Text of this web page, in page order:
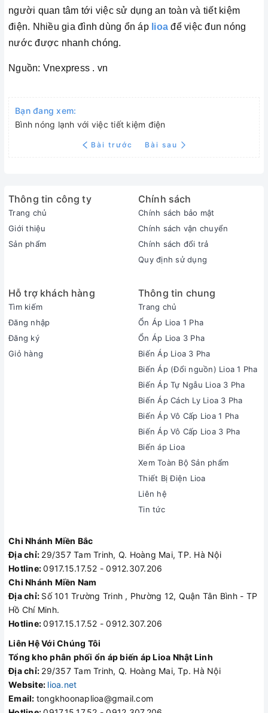
người quan tâm tới việc sử dụng an toàn và tiết kiệm
điện. Nhiều gia đình dùng ổn áp lioa để việc đun nóng
nước được nhanh chóng.
Nguồn: Vnexpress . vn
Bạn đang xem:
Bình nóng lạnh với việc tiết kiệm điện
Bài trước Bài sau
Thông tin công ty
Trang chủ
Giới thiệu
Sản phẩm
Chính sách
Chính sách bảo mật
Chính sách vận chuyển
Chính sách đổi trả
Quy định sử dụng
Hỗ trợ khách hàng
Tìm kiếm
Đăng nhập
Đăng ký
Giỏ hàng
Thông tin chung
Trang chủ
Ổn Áp Lioa 1 Pha
Ổn Áp Lioa 3 Pha
Biến Áp Lioa 3 Pha
Biến Áp (Đổi nguồn) Lioa 1 Pha
Biến Áp Tự Ngẫu Lioa 3 Pha
Biến Áp Cách Ly Lioa 3 Pha
Biến Áp Vô Cấp Lioa 1 Pha
Biến Áp Vô Cấp Lioa 3 Pha
Biến áp Lioa
Xem Toàn Bộ Sản phẩm
Thiết Bị Điện Lioa
Liên hệ
Tin tức
Chi Nhánh Miền Bắc
Địa chỉ: 29/357 Tam Trinh, Q. Hoàng Mai, TP. Hà Nội
Hotline:0917.15.17.52 - 0912.307.206
Chi Nhánh Miền Nam
Địa chỉ: Số 101 Trường Trinh , Phường 12, Quận Tân Bình - TP
Hồ Chí Minh.
Hotline:0917.15.17.52 - 0912.307.206
Liên Hệ Với Chúng Tôi
Tổng kho phân phối ổn áp biến áp Lioa Nhật Linh
Địa chỉ: 29/357 Tam Trinh, Q. Hoàng Mai, Tp. Hà Nội
Website: lioa.net
Email: tongkhoonaplioa@gmail.com